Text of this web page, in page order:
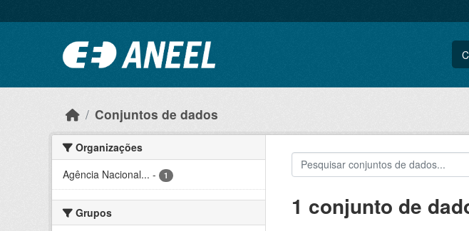
Conjuntos de dados
Organizações
Agência Nacional... - 1
Grupos
1 conjunto de